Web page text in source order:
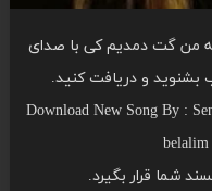
من گت دمدیم کی با صدای
بشنوید و دریافت کنید.
Download New Song By :
شما قرار بگیرد.